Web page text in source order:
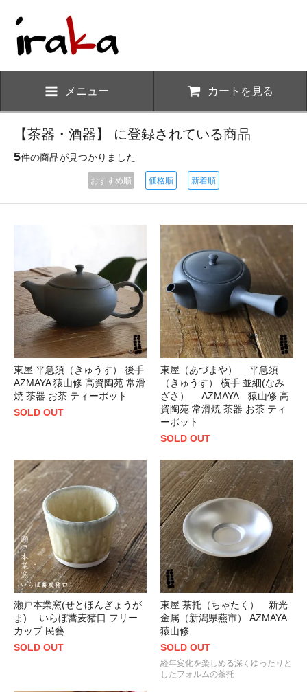
メニュー カートを見る
【茶器・酒器】 に登録されている商品
5件の商品が見つかりました
おすすめ順 価格順 新着順
東屋 平急須（きゅうす） 後手
AZMAYA 猿山修 高資陶苑 常滑
焼 茶器 お茶 ティーポット
SOLD OUT
東屋（あづまや） 平急須
（きゅうす） 横手 並細(なみ
ざさ） AZMAYA 猿山修 高
資陶苑 常滑焼 茶器 お茶 ティ
ーポット
SOLD OUT
瀬戸本業窯(せとほんぎょうが
ま) いらぼ蕎麦猪口 フリー
カップ 民藝
SOLD OUT
東屋 茶托（ちゃたく） 新光
金属（新潟県燕市） AZMAYA
猿山修
SOLD OUT
経年変化を楽しめる深くゆったりと
したフォルムの茶托